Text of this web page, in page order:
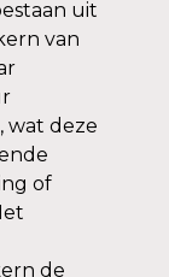
uit
van
wat deze
of
de